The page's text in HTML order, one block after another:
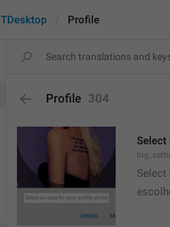
TDesktop Profile
Profile 304
Select
Select